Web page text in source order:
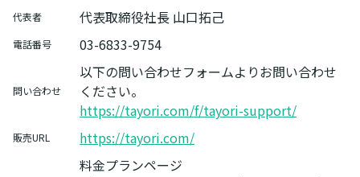
代表者 代表取締役社長 山口拓己
電話番号 03-6833-9754
問い合わせ
以下の問い合わせフォームよりお問い合わせ
ください。
https://tayori.com/f/tayori-support/
販売URL https://tayori.com/
料金プランページ